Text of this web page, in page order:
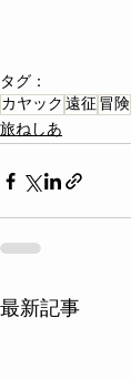
タグ：
カヤック 遠征冒険
旅ねしあ
最新記事